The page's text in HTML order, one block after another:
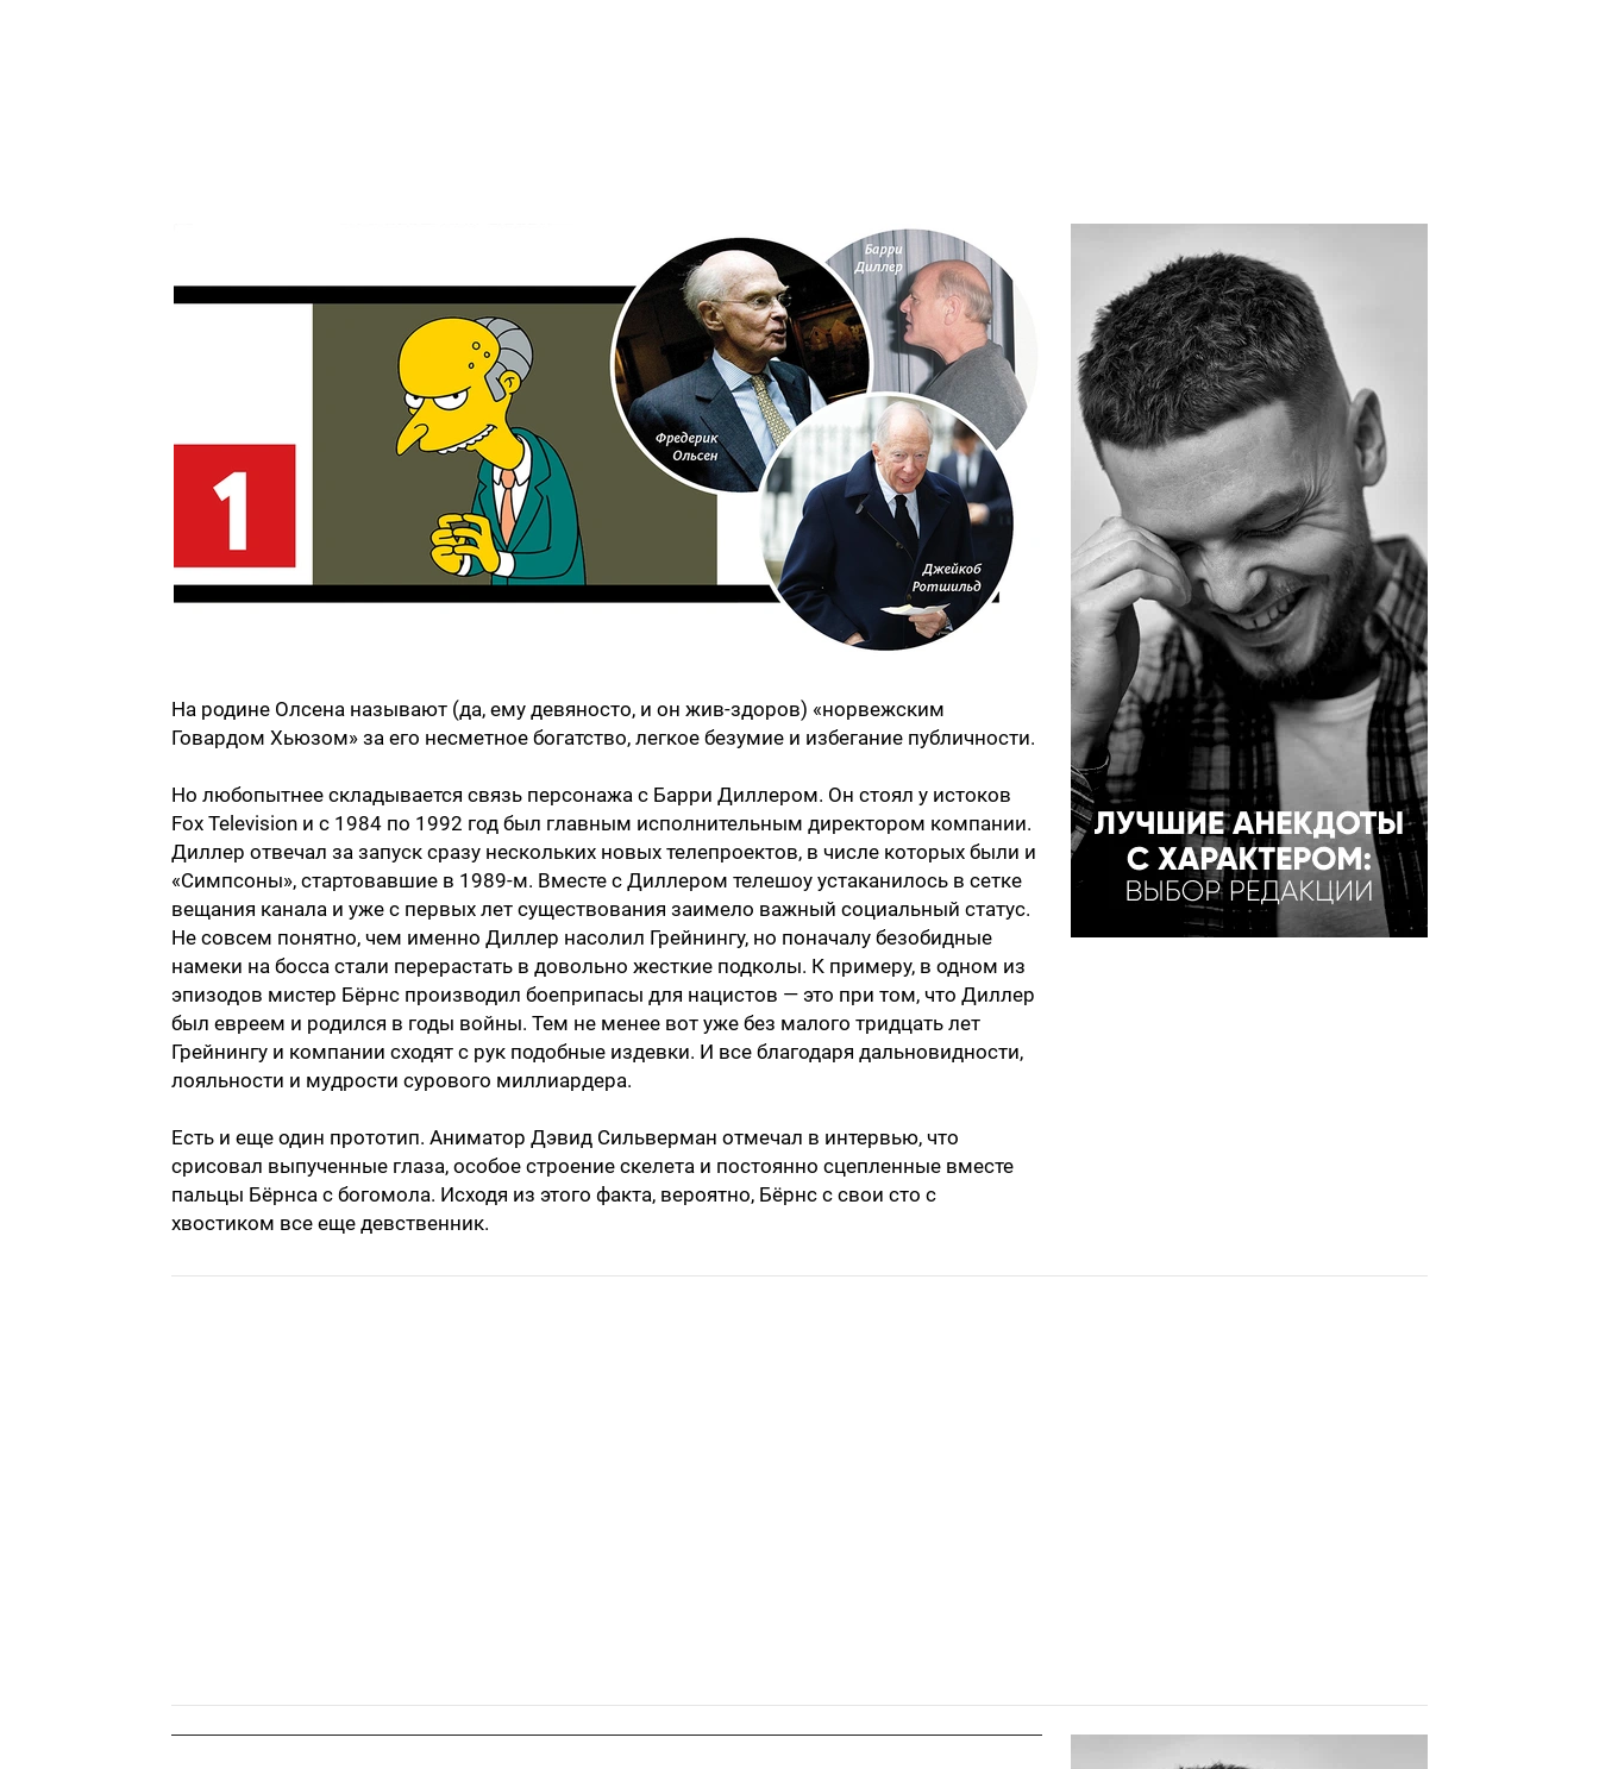
На родине Олсена называют (да, ему девяносто, и он жив-здоров) «норвежским
Говардом Хьюзом» за его несметное богатство, легкое безумие и избегание публичности.
Но любопытнее складывается связь персонажа с Барри Диллером. Он стоял у истоков
Fox Television и с 1984 по 1992 год был главным исполнительным директором компании.
Диллер отвечал за запуск сразу нескольких новых телепроектов, в числе которых были и
«Симпсоны», стартовавшие в 1989-м. Вместе с Диллером телешоу устаканилось в сетке
вещания канала и уже с первых лет существования заимело важный социальный статус.
Не совсем понятно, чем именно Диллер насолил Грейнингу, но поначалу безобидные
намеки на босса стали перерастать в довольно жесткие подколы. К примеру, в одном из
эпизодов мистер Бёрнс производил боеприпасы для нацистов — это при том, что Диллер
был евреем и родился в годы войны. Тем не менее вот уже без малого тридцать лет
Грейнингу и компании сходят с рук подобные издевки. И все благодаря дальновидности,
лояльности и мудрости сурового миллиардера.
Есть и еще один прототип. Аниматор Дэвид Сильверман отмечал в интервью, что
срисовал выпученные глаза, особое строение скелета и постоянно сцепленные вместе
пальцы Бёрнса с богомола. Исходя из этого факта, вероятно, Бёрнс с свои сто с
хвостиком все еще девственник.